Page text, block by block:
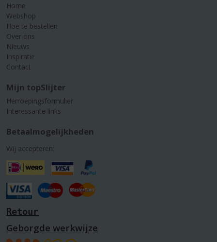
Home
Webshop
Hoe te bestellen
Over ons
Nieuws
Inspiratie
Contact
Mijn topSlijter
Herroepingsformulier
Interessante links
Betaalmogelijkheden
Wij accepteren:
Retour
Geborgde werkwijze